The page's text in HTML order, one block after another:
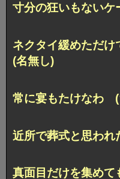
寸分の狂いもない
ネクタイ緩めただ
(名無し)
常に宴もたけなわ (
近所で葬式と思わ
真面目だけを集めて